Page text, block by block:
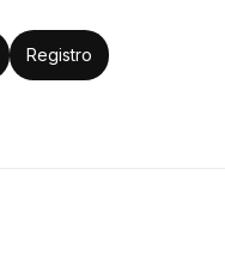
Registro